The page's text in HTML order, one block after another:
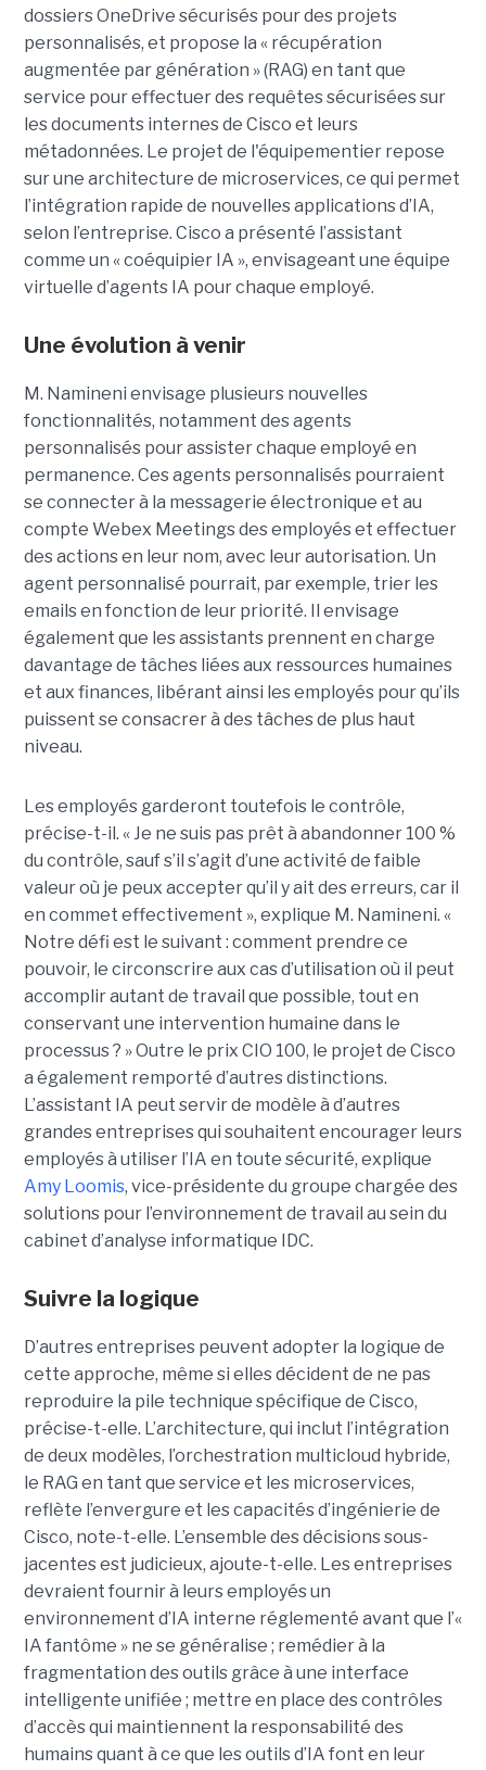
dossiers OneDrive sécurisés pour des projets
personnalisés, et propose la « récupération
augmentée par génération » (RAG) en tant que
service pour effectuer des requêtes sécurisées sur
les documents internes de Cisco et leurs
métadonnées. Le projet de l'équipementier repose
sur une architecture de microservices, ce qui permet
l’intégration rapide de nouvelles applications d’IA,
selon l’entreprise. Cisco a présenté l’assistant
comme un « coéquipier IA », envisageant une équipe
virtuelle d’agents IA pour chaque employé.
Une évolution à venir
M. Namineni envisage plusieurs nouvelles
fonctionnalités, notamment des agents
personnalisés pour assister chaque employé en
permanence. Ces agents personnalisés pourraient
se connecter à la messagerie électronique et au
compte Webex Meetings des employés et effectuer
des actions en leur nom, avec leur autorisation. Un
agent personnalisé pourrait, par exemple, trier les
emails en fonction de leur priorité. Il envisage
également que les assistants prennent en charge
davantage de tâches liées aux ressources humaines
et aux finances, libérant ainsi les employés pour qu’ils
puissent se consacrer à des tâches de plus haut
niveau.
Les employés garderont toutefois le contrôle,
précise-t-il. « Je ne suis pas prêt à abandonner 100 %
du contrôle, sauf s’il s’agit d’une activité de faible
valeur où je peux accepter qu’il y ait des erreurs, car il
en commet effectivement », explique M. Namineni. «
Notre défi est le suivant : comment prendre ce
pouvoir, le circonscrire aux cas d’utilisation où il peut
accomplir autant de travail que possible, tout en
conservant une intervention humaine dans le
processus ? »Outre le prix CIO 100, le projet de Cisco
a également remporté d’autres distinctions.
L’assistant IA peut servir de modèle à d’autres
grandes entreprises qui souhaitent encourager leurs
employés à utiliser l’IA en toute sécurité, explique
Amy Loomis, vice-présidente du groupe chargée des
solutions pour l’environnement de travail au sein du
cabinet d’analyse informatique IDC.
Suivre la logique
D’autres entreprises peuvent adopter la logique de
cette approche, même si elles décident de ne pas
reproduire la pile technique spécifique de Cisco,
précise-t-elle. L’architecture, qui inclut l’intégration
de deux modèles, l’orchestration multicloud hybride,
le RAG en tant que service et les microservices,
reflète l’envergure et les capacités d’ingénierie de
Cisco, note-t-elle. L’ensemble des décisions sous-
jacentes est judicieux, ajoute-t-elle. Les entreprises
devraient fournir à leurs employés un
environnement d’IA interne réglementé avant que l’«
IA fantôme » ne se généralise ; remédier à la
fragmentation des outils grâce à une interface
intelligente unifiée ; mettre en place des contrôles
d’accès qui maintiennent la responsabilité des
humains quant à ce que les outils d’IA font en leur